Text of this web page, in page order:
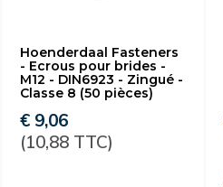
Hoenderdaal Fasteners
- Ecrous pour brides -
M12 - DIN6923 - Zingué -
Classe 8 (50 pièces)
€ 9,06
(10,88 TTC)